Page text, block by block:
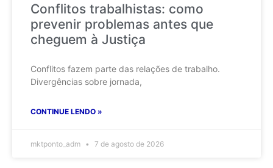
Conflitos trabalhistas: como
prevenir problemas antes que
cheguem à Justiça
Conflitos fazem parte das relações de trabalho.
Divergências sobre jornada,
CONTINUE LENDO »
mktponto_adm 7 de agosto de 2026